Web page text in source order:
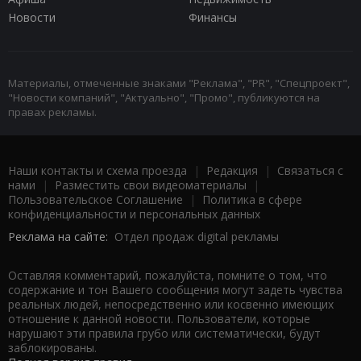
Новости
Финансы
Материалы, отмеченные знаками "Реклама", "PR", "Спецпроект",
"Новости компаний", "Актуально", "Промо", публикуются на
правах рекламы.
Наши контакты и схема проезда | Редакция | Связаться с
нами | Разместить свои видеоматериалы |
Пользовательское Соглашение |
Политика в сфере
конфиденциальности и персональных данных
Реклама на сайте: Отдел продаж digital рекламы
Оставляя комментарий, пожалуйста, помните о том, что
содержание и тон Вашего сообщения могут задеть чувства
реальных людей, непосредственно или косвенно имеющих
отношение к данной новости. Пользователи, которые
нарушают эти правила грубо или систематически, будут
заблокированы.